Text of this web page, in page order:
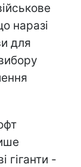
наразі
для
гіганти -